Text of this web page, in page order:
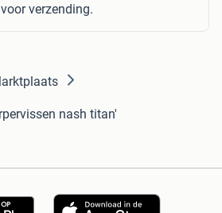
verzending.
nash titan'